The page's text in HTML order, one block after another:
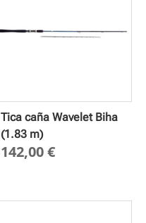
Tica caña Wavelet Biha
(1.83 m)
142,00€